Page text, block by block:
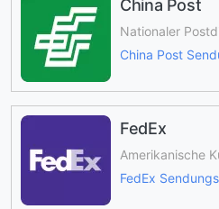
China Post
Nationaler
China Post
FedEx
Amerikanische
FedEx